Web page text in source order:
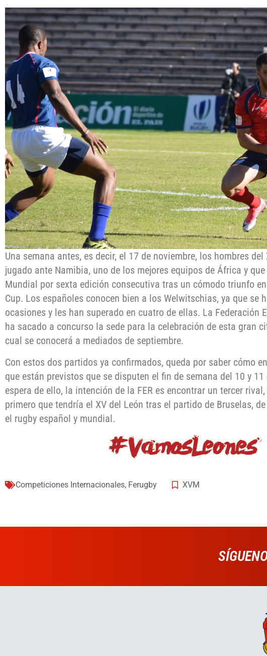
Una semana antes, es decir, el 17 de noviembre, los hombres
jugado ante Namibia, uno de los mejores equipos de África y
Mundial por sexta edición consecutiva tras un cómodo triunfo
Cup. Los españoles conocen bien a los Welwitschias, ya que se
ocasiones y les han superado en cuatro de ellas. La Federación
ha sacado a concurso la sede para la celebración de esta gran
cual se conocerá a mediados de septiembre.
Con estos dos partidos ya confirmados, queda por saber cómo
que están previstos que se disputen el fin de semana del 10 y
espera de ello, la intención de la FER es encontrar un tercer
primero que tendría el XV del León tras el partido de Bruselas,
el rugby español y mundial.
Competiciones Internacionales, Ferugby XVM